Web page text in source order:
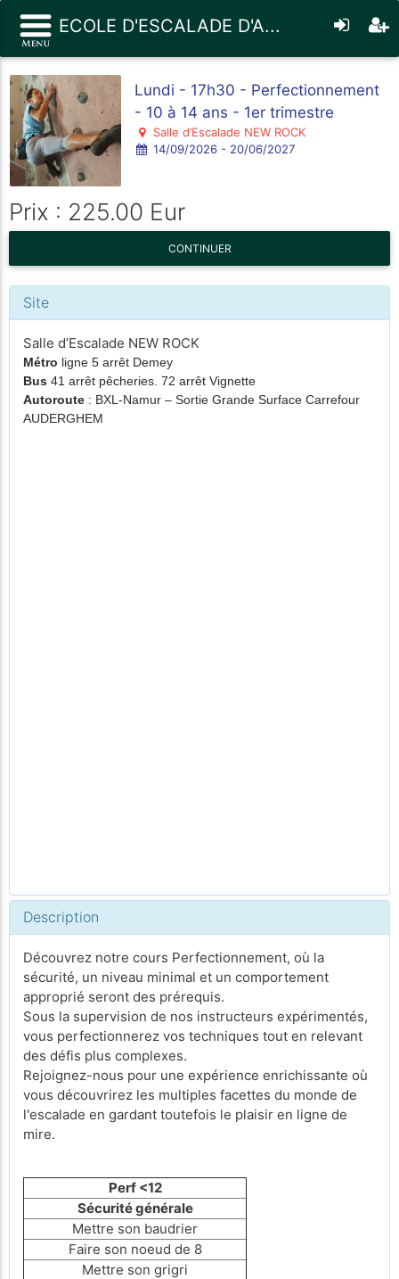
ECOLE D'ESCALADE D'A...
Lundi - 17h30 - Perfectionnement
- 10 à 14 ans - 1er trimestre
Salle d’Escalade NEW ROCK
14/09/2026 - 20/06/2027
Prix : 225.00 Eur
CONTINUER
Site
Salle d’Escalade NEW ROCK
Métro ligne 5 arrêt Demey
Bus 41 arrêt pêcheries. 72 arrêt Vignette
Autoroute : BXL-Namur – Sortie Grande Surface Carrefour
AUDERGHEM
Description
Découvrez notre cours Perfectionnement, où la
sécurité, un niveau minimal et un comportement
approprié seront des prérequis.
Sous la supervision de nos instructeurs expérimentés,
vous perfectionnerez vos techniques tout en relevant
des défis plus complexes.
Rejoignez-nous pour une expérience enrichissante où
vous découvrirez les multiples facettes du monde de
l'escalade en gardant toutefois le plaisir en ligne de
mire.
Perf <12
Sécurité générale
Mettre son baudrier
Faire son noeud de 8
Mettre son grigri